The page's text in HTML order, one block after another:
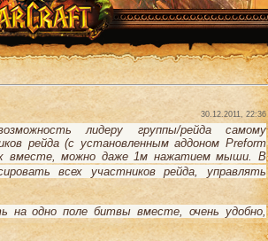
30.12.2011, 22:36
лидеру группы/рейда самому
рейда (с установленным аддоном Preform
вместе, можно даже 1м нажатием мыши. В
всех участников рейда, управлять
одно поле битвы вместе, очень удобно,